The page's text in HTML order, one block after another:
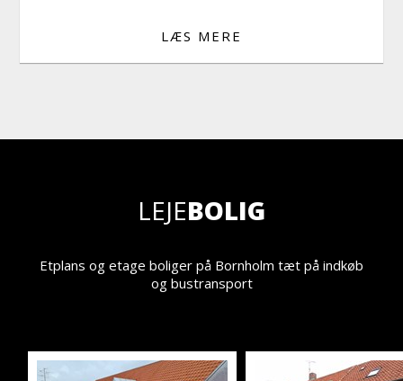
LÆS MERE
LEJEBOLIG
Etplans og etage boliger på Bornholm tæt på indkøb
og bustransport